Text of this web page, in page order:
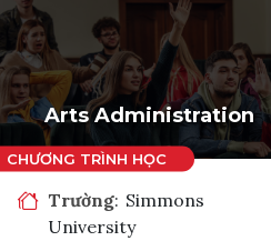
Arts Administration
Trường: Simmons
University